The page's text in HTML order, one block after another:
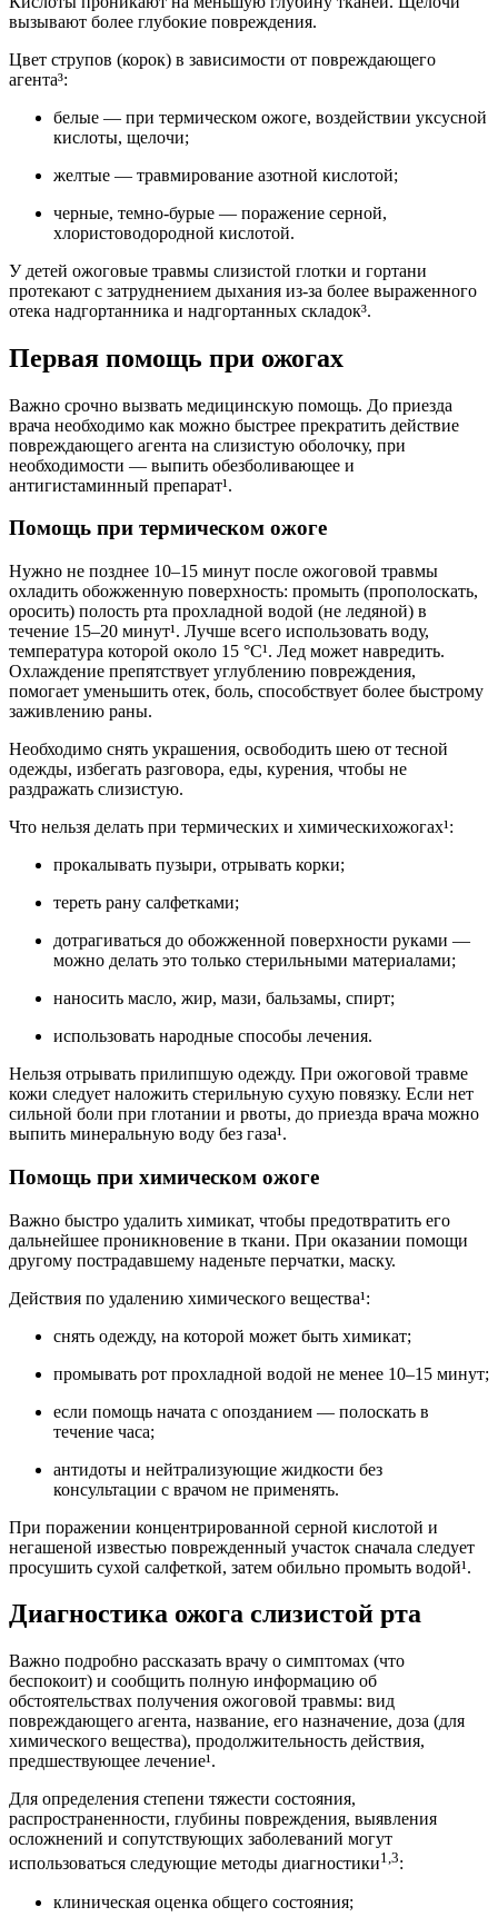
вызывают более глубокие повреждения.
Цвет струпов (корок) в зависимости от повреждающего
агента³:
белые — при термическом ожоге, воздействии уксусной
кислоты, щелочи;
желтые — травмирование азотной кислотой;
черные, темно-бурые — поражение серной,
хлористоводородной кислотой.
У детей ожоговые травмы слизистой глотки и гортани
протекают с затруднением дыхания из-за более выраженного
отека надгортанника и надгортанных складок³.
Первая помощь при ожогах
Важно срочно вызвать медицинскую помощь. До приезда
врача необходимо как можно быстрее прекратить действие
повреждающего агента на слизистую оболочку, при
необходимости — выпить обезболивающее и
антигистаминный препарат¹.
Помощь при термическом ожоге
Нужно не позднее 10–15 минут после ожоговой травмы
охладить обожженную поверхность: промыть (прополоскать,
оросить) полость рта прохладной водой (не ледяной) в
течение 15–20 минут¹. Лучше всего использовать воду,
температура которой около 15 °С¹. Лед может навредить.
Охлаждение препятствует углублению повреждения,
помогает уменьшить отек, боль, способствует более быстрому
заживлению раны.
Необходимо снять украшения, освободить шею от тесной
одежды, избегать разговора, еды, курения, чтобы не
раздражать слизистую.
Что нельзя делать при термических и химическихожогах¹:
прокалывать пузыри, отрывать корки;
тереть рану салфетками;
дотрагиваться до обожженной поверхности руками —
можно делать это только стерильными материалами;
наносить масло, жир, мази, бальзамы, спирт;
использовать народные способы лечения.
Нельзя отрывать прилипшую одежду. При ожоговой травме
кожи следует наложить стерильную сухую повязку. Если нет
сильной боли при глотании и рвоты, до приезда врача можно
выпить минеральную воду без газа¹.
Помощь при химическом ожоге
Важно быстро удалить химикат, чтобы предотвратить его
дальнейшее проникновение в ткани. При оказании помощи
другому пострадавшему наденьте перчатки, маску.
Действия по удалению химического вещества¹:
снять одежду, на которой может быть химикат;
промывать рот прохладной водой не менее 10–15 минут;
если помощь начата с опозданием — полоскать в
течение часа;
антидоты и нейтрализующие жидкости без
консультации с врачом не применять.
При поражении концентрированной серной кислотой и
негашеной известью поврежденный участок сначала следует
просушить сухой салфеткой, затем обильно промыть водой¹.
Диагностика ожога слизистой рта
Важно подробно рассказать врачу о симптомах (что
беспокоит) и сообщить полную информацию об
обстоятельствах получения ожоговой травмы: вид
повреждающего агента, название, его назначение, доза (для
химического вещества), продолжительность действия,
предшествующее лечение¹.
Для определения степени тяжести состояния,
распространенности, глубины повреждения, выявления
осложнений и сопутствующих заболеваний могут
использоваться следующие методы диагностики1,3:
клиническая оценка общего состояния;